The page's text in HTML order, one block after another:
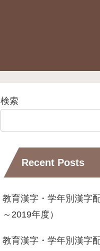
検索
Recent Posts
教育漢字・学年別漢字
～2019年度）
教育漢字・学年別漢字